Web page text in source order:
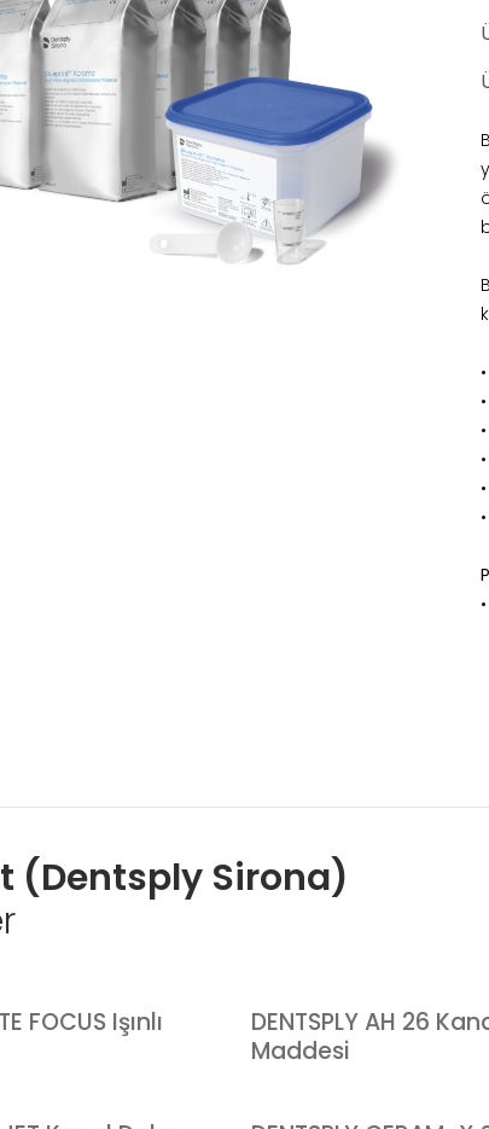
(Dentsply Sirona)
FOCUS Işınlı
DENTSPLY AH 26
Maddesi